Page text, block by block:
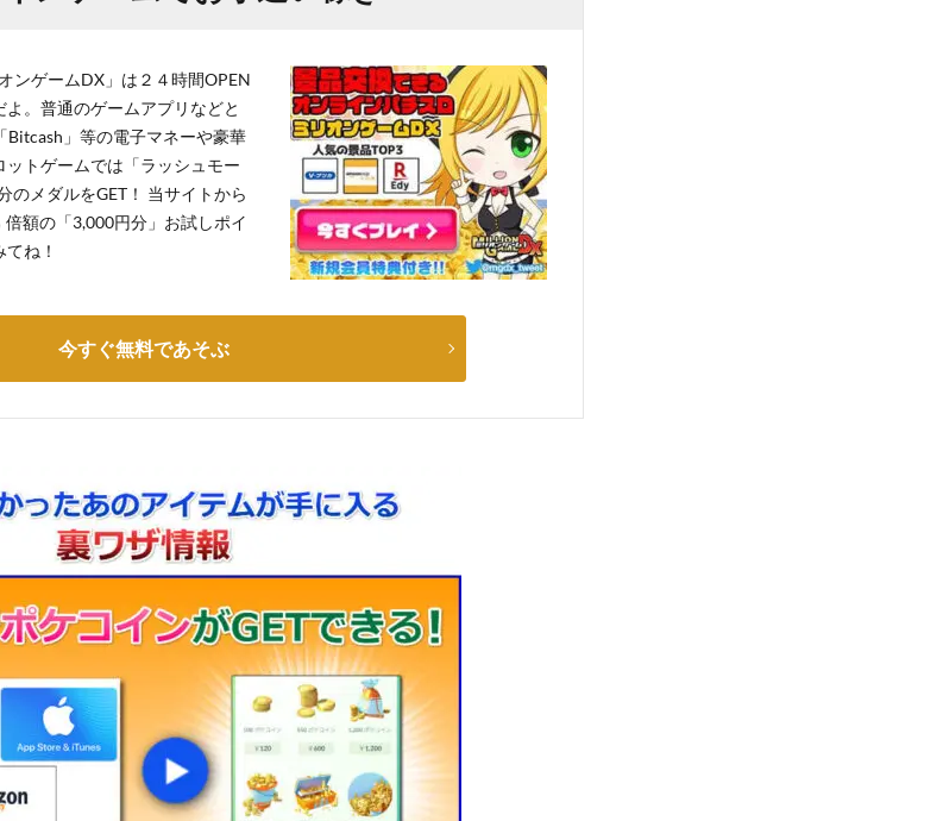
ンゲームDX」は２４時間OPEN
。普通のゲームアプリなどと
」等の電子マネーや豪華
トゲームでは「ラッシュモー
のメダルをGET！ 当サイトから
額の「3,000円分」お試しポイ
ね！
今すぐ無料であそぶ